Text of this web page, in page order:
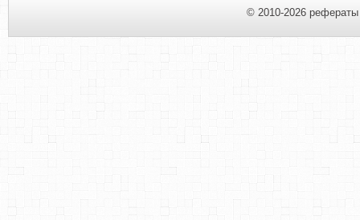
© 2010-2026 рефераты